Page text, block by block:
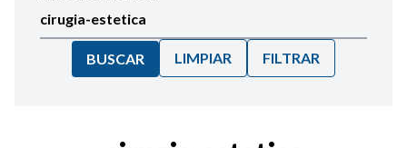
BUSCAR LIMPIAR FILTRAR